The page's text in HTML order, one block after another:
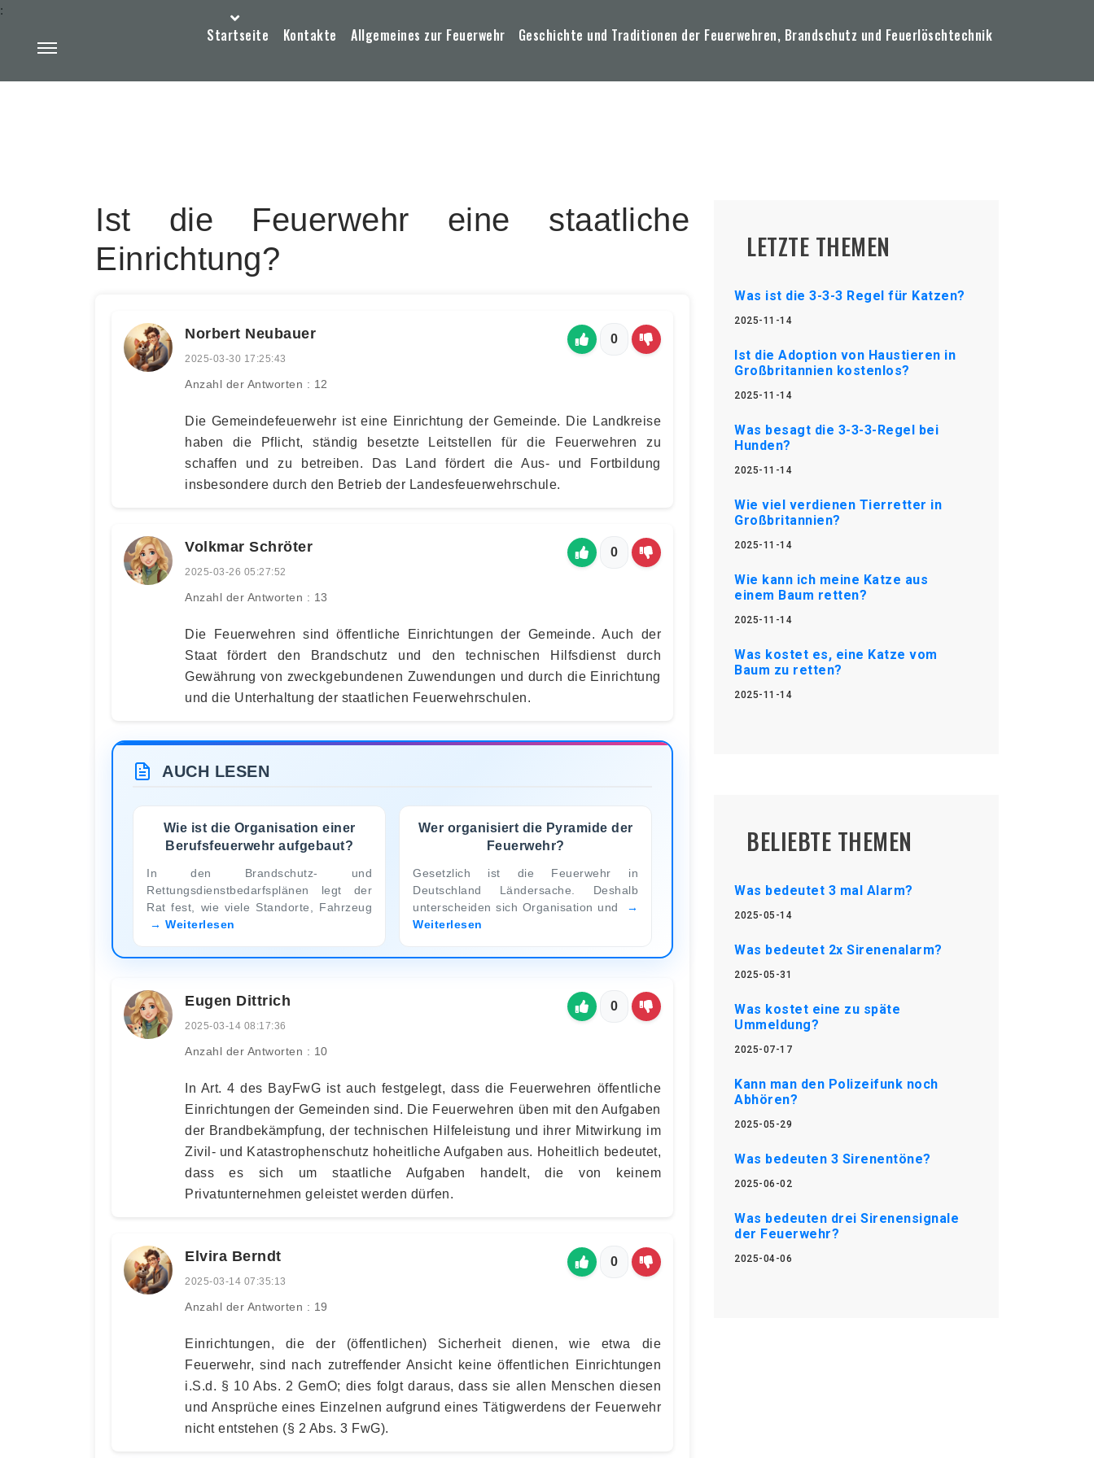
Startseite Kontakte Allgemeines zur Feuerwehr Geschichte und Traditionen der Feuerwehren, Brandschutz und Feuerlöschtechnik
:
Ist die Feuerwehr eine staatliche
Einrichtung?
Norbert Neubauer
2025-03-30 17:25:43
Anzahl der Antworten : 12
0
Die Gemeindefeuerwehr ist eine Einrichtung der Gemeinde. Die Landkreise
haben die Pflicht, ständig besetzte Leitstellen für die Feuerwehren zu
schaffen und zu betreiben. Das Land fördert die Aus- und Fortbildung
insbesondere durch den Betrieb der Landesfeuerwehrschule.
Volkmar Schröter
2025-03-26 05:27:52
Anzahl der Antworten : 13
0
Die Feuerwehren sind öffentliche Einrichtungen der Gemeinde. Auch der
Staat fördert den Brandschutz und den technischen Hilfsdienst durch
Gewährung von zweckgebundenen Zuwendungen und durch die Einrichtung
und die Unterhaltung der staatlichen Feuerwehrschulen.
AUCH LESEN
Wie ist die Organisation einer
Berufsfeuerwehr aufgebaut?
In den Brandschutz- und
Rettungsdienstbedarfsplänen legt der
Rat fest, wie viele Standorte, Fahrzeug
Weiterlesen
Wer organisiert die Pyramide der
Feuerwehr?
Gesetzlich ist die Feuerwehr in
Deutschland Ländersache. Deshalb
unterscheiden sich Organisation und
Weiterlesen
Eugen Dittrich
2025-03-14 08:17:36
Anzahl der Antworten : 10
0
In Art. 4 des BayFwG ist auch festgelegt, dass die Feuerwehren öffentliche
Einrichtungen der Gemeinden sind. Die Feuerwehren üben mit den Aufgaben
der Brandbekämpfung, der technischen Hilfeleistung und ihrer Mitwirkung im
Zivil- und Katastrophenschutz hoheitliche Aufgaben aus. Hoheitlich bedeutet,
dass es sich um staatliche Aufgaben handelt, die von keinem
Privatunternehmen geleistet werden dürfen.
Elvira Berndt
2025-03-14 07:35:13
Anzahl der Antworten : 19
0
Einrichtungen, die der (öffentlichen) Sicherheit dienen, wie etwa die
Feuerwehr, sind nach zutreffender Ansicht keine öffentlichen Einrichtungen
i.S.d. § 10 Abs. 2 GemO; dies folgt daraus, dass sie allen Menschen diesen
und Ansprüche eines Einzelnen aufgrund eines Tätigwerdens der Feuerwehr
nicht entstehen (§ 2 Abs. 3 FwG).
LETZTE THEMEN
Was ist die 3-3-3 Regel für Katzen?
2025-11-14
Ist die Adoption von Haustieren in
Großbritannien kostenlos?
2025-11-14
Was besagt die 3-3-3-Regel bei
Hunden?
2025-11-14
Wie viel verdienen Tierretter in
Großbritannien?
2025-11-14
Wie kann ich meine Katze aus
einem Baum retten?
2025-11-14
Was kostet es, eine Katze vom
Baum zu retten?
2025-11-14
BELIEBTE THEMEN
Was bedeutet 3 mal Alarm?
2025-05-14
Was bedeutet 2x Sirenenalarm?
2025-05-31
Was kostet eine zu späte
Ummeldung?
2025-07-17
Kann man den Polizeifunk noch
Abhören?
2025-05-29
Was bedeuten 3 Sirenentöne?
2025-06-02
Was bedeuten drei Sirenensignale
der Feuerwehr?
2025-04-06